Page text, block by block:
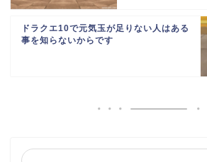
ドラクエ10で元気玉が足りない人はある
事を知らないからです